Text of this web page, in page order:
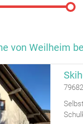
von Weilheim